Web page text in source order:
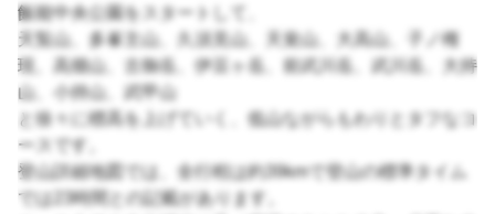
飯能中央公園をスタートして、
天覧山、多峯主山、久須見山、天覚山、大高山、子ノ権
現、高畑山、古御岳、伊豆ヶ岳、前武川岳、武川岳、大持
山、小持山、武甲山
と徐々に標高を上げていく、低山ながらもわりとタフなコ
ースです。
登山詳細地図では、全行程は約39kmで登山の標準タイム
では23時間との記載があります。